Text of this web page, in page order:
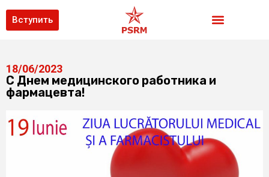
Вступить
18/06/2023
С Днем медицинского работника и
фармацевта!